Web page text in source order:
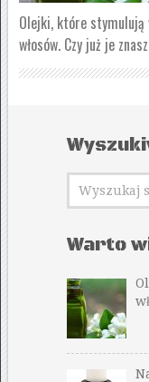
Olejki, które stymulują
włosów. Czy już je
Warto